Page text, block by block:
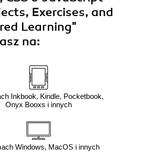
Exercises, and
Learning"
na:
Inkbook, Kindle, Pocketbook,
Onyx Booxs i innych
Windows, MacOS i innych